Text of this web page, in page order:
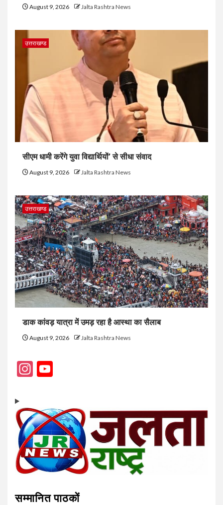
August 9, 2026 Jalta Rashtra News
उत्तराखण्ड
सीएम धामी करेंगे युवा विद्यार्थियों’ से सीधा संवाद
August 9, 2026 Jalta Rashtra News
उत्तराखण्ड
डाक कांवड़ यात्रा में उमड़ रहा है आस्था का सैलाब
August 9, 2026 Jalta Rashtra News
Instagram
सम्मानित पाठकों